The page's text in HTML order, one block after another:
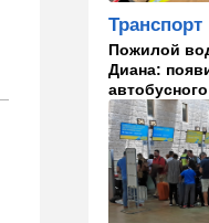
06:45
02:30
Транспорт
Пожилой
Диана: